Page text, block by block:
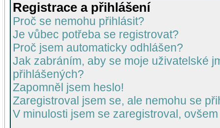
Registrace a přihlášení
Proč se nemohu přihlásit?
Je vůbec potřeba se registrovat?
Proč jsem automaticky odhlášen?
Jak zabráním, aby se moje uživatelské
přihlášených?
Zapomněl jsem heslo!
Zaregistroval jsem se, ale nemohu se
V minulosti jsem se zaregistroval,